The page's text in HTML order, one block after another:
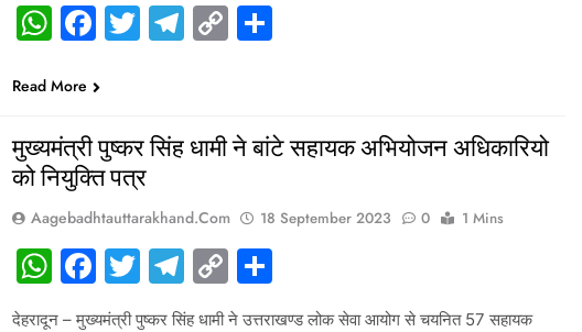
WhatsApp
Facebook
Twitter
Telegram
Copy
Read More
मुख्यमंत्री पुष्कर सिंह धामी ने बांटे सहायक अभियोजन अधिकारियो
को नियुक्ति पत्र
Aagebadhtauttarakhand.com 18 September 2023 0 1 Mins
WhatsApp
Facebook
Twitter
Telegram
Copy
Link
देहरादून – मुख्यमंत्री पुष्कर सिंह धामी ने उत्तराखण्ड लोक सेवा आयोग से चयनित 57 सहायक